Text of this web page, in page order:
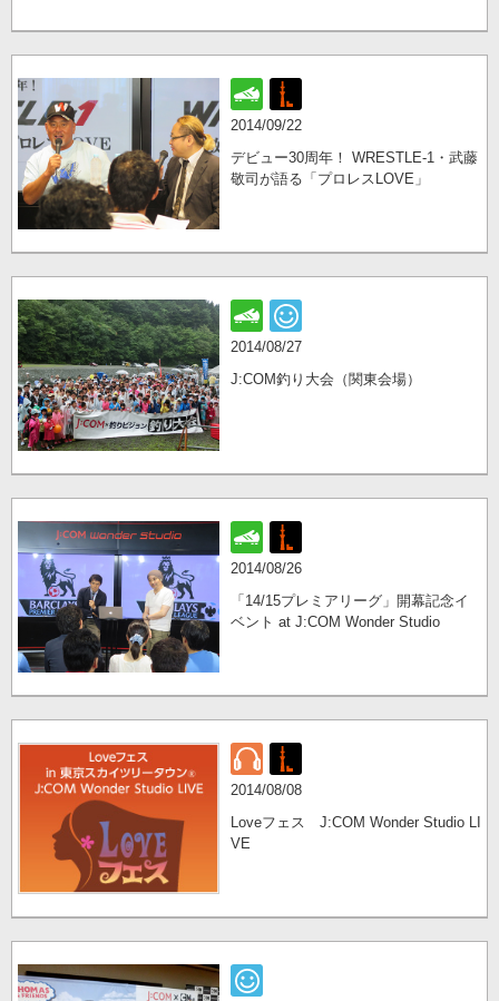
2014/09/22
デビュー30周年！ WRESTLE-1・武藤
敬司が語る「プロレスLOVE」
2014/08/27
J:COM釣り大会（関東会場）
2014/08/26
「14/15プレミアリーグ」開幕記念イ
ベント at J:COM Wonder Studio
2014/08/08
Loveフェス J:COM Wonder Studio LI
VE